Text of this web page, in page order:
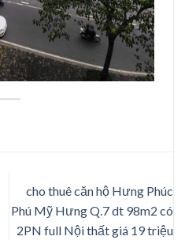
cho thuê căn hộ Hưng Phúc
Phú Mỹ Hưng Q.7 dt 98m2 có
2PN full Nội thất giá 19 triệu